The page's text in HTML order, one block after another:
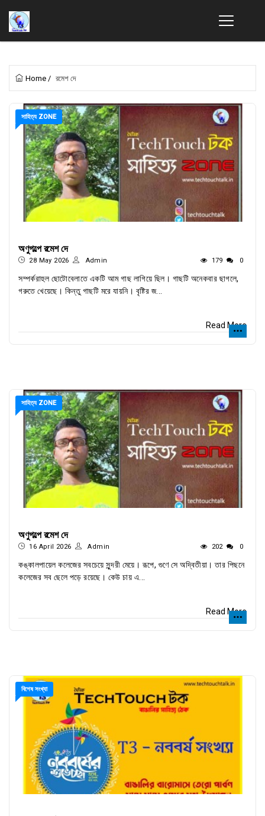
Home / রমেশ দে
সাহিত্য ZONE
অণুগল্পে রমেশ দে
28 May 2026 Admin 179 0
সম্পর্করাহুল ছোটোবেলাতে একটি আম গাছ লাগিয়ে ছিল। গাছটি অনেকবার ছাগলে,
গরুতে খেয়েছে। কিন্তু গাছটি মরে যায়নি। বৃষ্টির জ...
Read More
সাহিত্য ZONE
অণুগল্পে রমেশ দে
16 April 2026 Admin 202 0
কঙ্কালপায়েল কলেজের সবচেয়ে সুন্দরী মেয়ে। রূপে, গুণে সে অদ্বিতীয়া। তার পিছনে
কলেজের সব ছেলে পড়ে রয়েছে। কেউ চায় এ...
Read More
বিশেষ সংখ্যা